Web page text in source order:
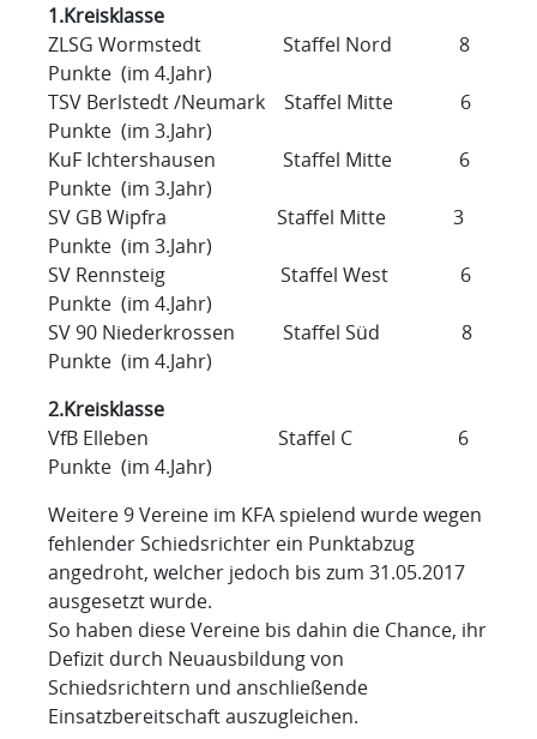
1.Kreisklasse
ZLSG Wormstedt Staffel Nord 8
Punkte (im 4.Jahr)
TSV Berlstedt /Neumark Staffel Mitte 6
Punkte (im 3.Jahr)
KuF Ichtershausen Staffel Mitte 6
Punkte (im 3.Jahr)
SV GB Wipfra Staffel Mitte 3
Punkte (im 3.Jahr)
SV Rennsteig Staffel West 6
Punkte (im 4.Jahr)
SV 90 Niederkrossen Staffel Süd 8
Punkte (im 4.Jahr)
2.Kreisklasse
VfB Elleben Staffel C 6
Punkte (im 4.Jahr)
Weitere 9 Vereine im KFA spielend wurde wegen
fehlender Schiedsrichter ein Punktabzug
angedroht, welcher jedoch bis zum 31.05.2017
ausgesetzt wurde.
So haben diese Vereine bis dahin die Chance, ihr
Defizit durch Neuausbildung von
Schiedsrichtern und anschließende
Einsatzbereitschaft auszugleichen.